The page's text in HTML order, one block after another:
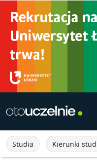
Studia Kierunki